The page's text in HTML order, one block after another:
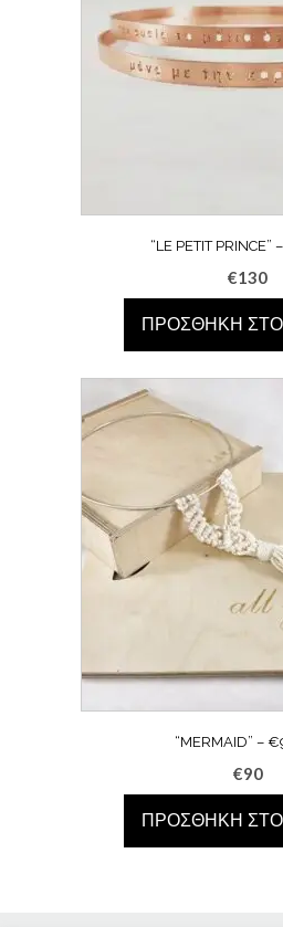
“LE PETIT
€130
ΠΡΟΣΘΉΚΗ ΣΤΟ
“MERMAID” –
€90
ΠΡΟΣΘΉΚΗ ΣΤΟ